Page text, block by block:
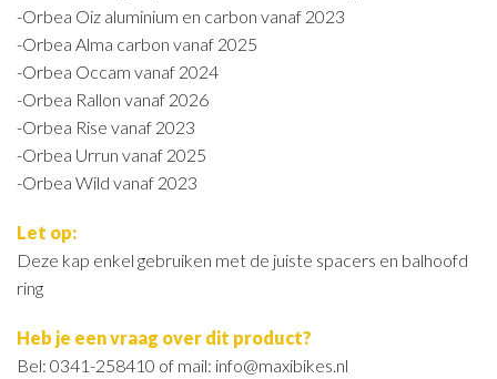
-Orbea Oiz aluminium en carbon vanaf 2023
-Orbea Alma carbon vanaf 2025
-Orbea Occam vanaf 2024
-Orbea Rallon vanaf 2026
-Orbea Rise vanaf 2023
-Orbea Urrun vanaf 2025
-Orbea Wild vanaf 2023
Let op:
Deze kap enkel gebruiken met de juiste spacers en balhoofd
ring
Heb je een vraag over dit product?
Bel: 0341-258410 of mail: info@maxibikes.nl